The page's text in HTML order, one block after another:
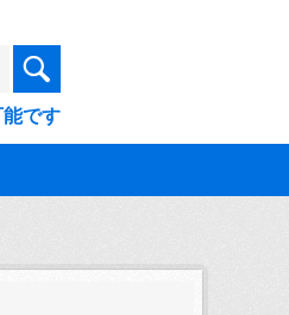
です